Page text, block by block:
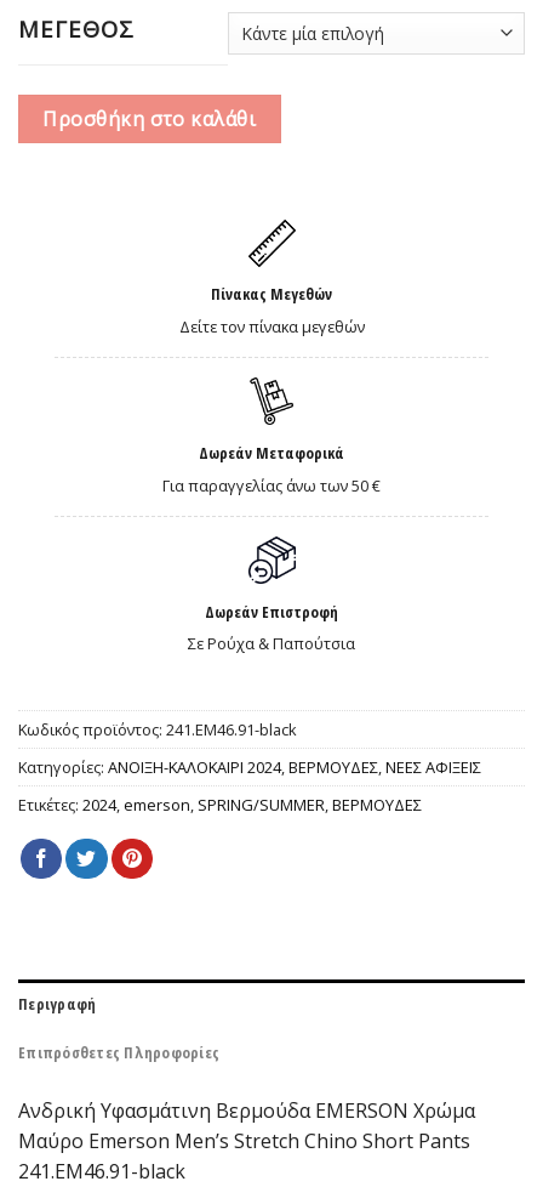
ΜΕΓΕΘΟΣ
Προσθήκη στο καλάθι
Πίνακας Μεγεθών
Δείτε τον πίνακα μεγεθών
Δωρεάν Μεταφορικά
Για παραγγελίας άνω των 50 €
Δωρεάν Επιστροφή
Σε Ρούχα & Παπούτσια
Κωδικός προϊόντος: 241.EM46.91-black
Κατηγορίες: ΑΝΟΙΞΗ-ΚΑΛΟΚΑΙΡΙ 2024,ΒΕΡΜΟΥΔΕΣ,ΝΕΕΣ ΑΦΙΞΕΙΣ
Ετικέτες: 2024,emerson, SPRING/SUMMER,ΒΕΡΜΟΥΔΕΣ
Περιγραφή
Επιπρόσθετες Πληροφορίες
Ανδρική Υφασμάτινη Βερμούδα EΜERSON Χρώμα
Μαύρο Emerson Men’s Stretch Chino Short Pants
241.EM46.91-black